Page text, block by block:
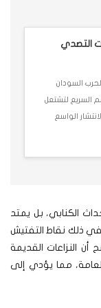
التصدي
2024 لم يكن لحرب السودان
السريع لتشتعل
الواسع
الكنابي، بل يمتد
في ذلك نقاط التفتيش
أن النزاعات القديمة
مما يؤدي إلى